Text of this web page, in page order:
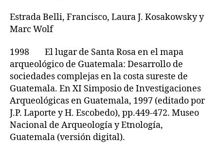
Estrada Belli, Francisco, Laura J. Kosakowsky y
Marc Wolf
1998 El lugar de Santa Rosa en el mapa
arqueológico de Guatemala: Desarrollo de
sociedades complejas en la costa sureste de
Guatemala. En XI Simposio de Investigaciones
Arqueológicas en Guatemala, 1997 (editado por
J.P. Laporte y H. Escobedo), pp.449-472. Museo
Nacional de Arqueología y Etnología,
Guatemala (versión digital).